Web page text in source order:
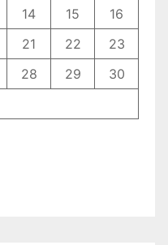
14 15
16
21 22
23
28 29
30